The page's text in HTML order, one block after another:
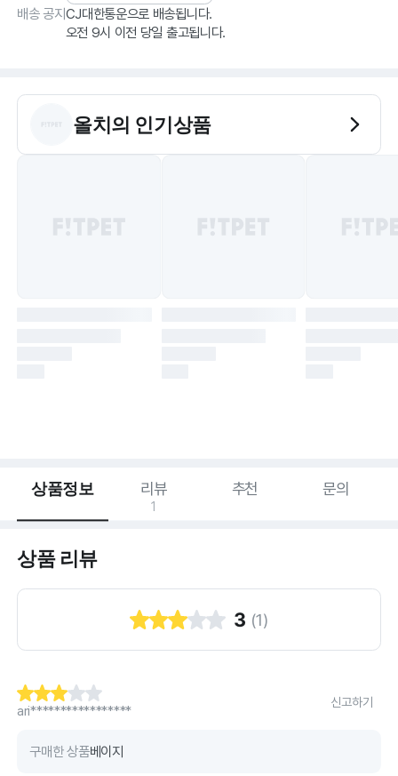
배송 공지 CJ대한통운으로 배송됩니다.
오전 9시 이전 당일 출고됩니다.
올치의 인기상품
상품정보 리뷰
1
추천 문의
상품 리뷰
3 (1)
ari*****************
신고하기
구매한 상품베이지